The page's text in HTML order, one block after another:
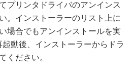
プリンタドライバのアンインス
。インストーラーのリスト上に
場合でもアンインストールを実
動後、インストーラーからドラ
ください。